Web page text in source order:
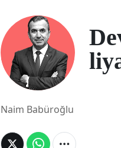
Naim Babüroğlu